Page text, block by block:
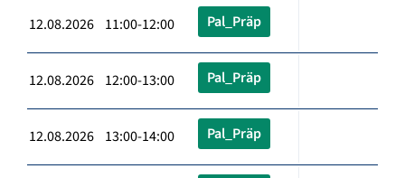
12.08.2026 11:00-12:00 Pal_Präp
12.08.2026 12:00-13:00 Pal_Präp
12.08.2026 13:00-14:00 Pal_Präp